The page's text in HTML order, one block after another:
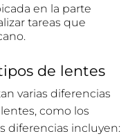
en la parte
tareas que
de lentes
varias diferencias
como los
diferencias incluyen: